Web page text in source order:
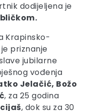
dodijeljena je
Krapinsko-
priznanje
jubilarne
vođenja
Jelačić, Božo
, za 25 godina
, dok su za 30